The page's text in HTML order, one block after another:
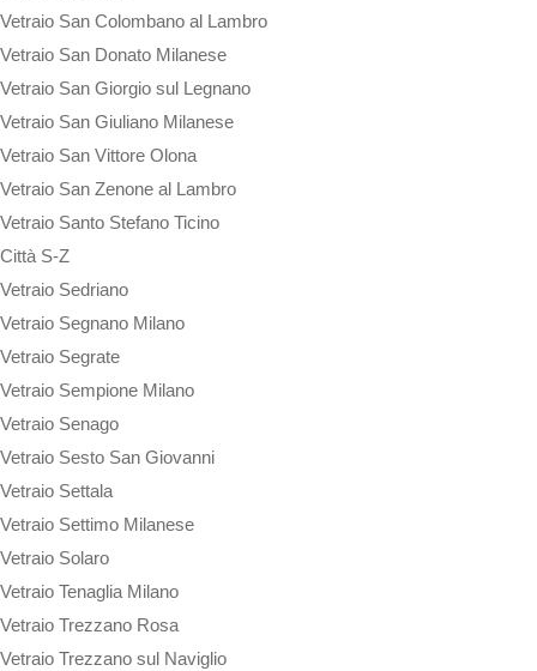
Vetraio San Colombano al Lambro
Vetraio San Donato Milanese
Vetraio San Giorgio sul Legnano
Vetraio San Giuliano Milanese
Vetraio San Vittore Olona
Vetraio San Zenone al Lambro
Vetraio Santo Stefano Ticino
Città S-Z
Vetraio Sedriano
Vetraio Segnano Milano
Vetraio Segrate
Vetraio Sempione Milano
Vetraio Senago
Vetraio Sesto San Giovanni
Vetraio Settala
Vetraio Settimo Milanese
Vetraio Solaro
Vetraio Tenaglia Milano
Vetraio Trezzano Rosa
Vetraio Trezzano sul Naviglio